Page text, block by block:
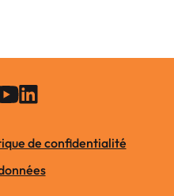
de confidentialité